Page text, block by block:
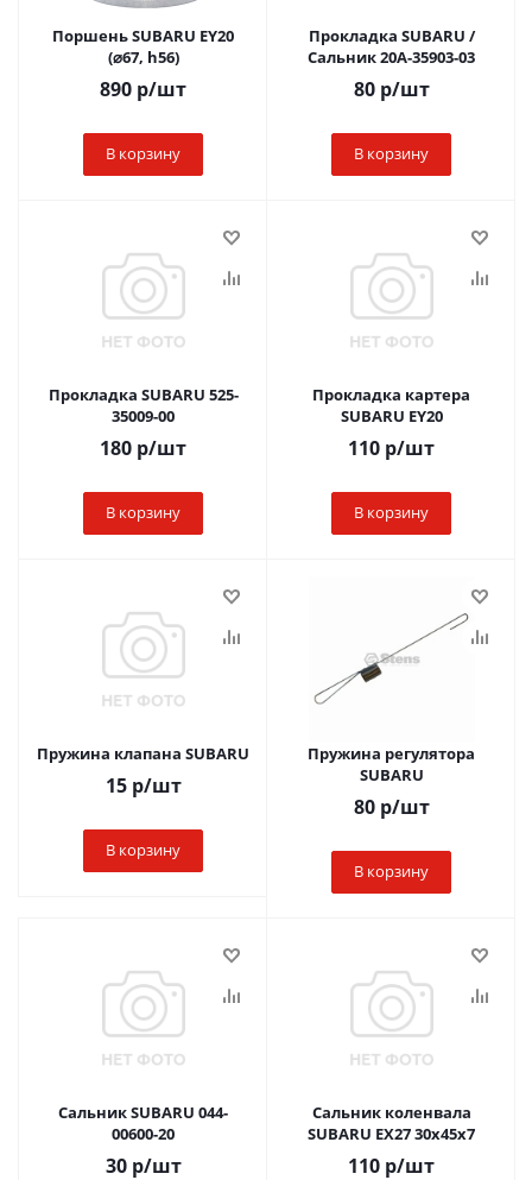
Поршень SUBARU EY20
(⌀67, h56)
890 р/шт
В корзину
Прокладка SUBARU /
Сальник 20A-35903-03
80р/шт
В корзину
Прокладка SUBARU 525-
35009-00
180 р/шт
В корзину
Прокладка картера
SUBARU EY20
110 р/шт
В корзину
Пружина клапана SUBARU
15р/шт
В корзину
Пружина регулятора
SUBARU
80р/шт
В корзину
Сальник SUBARU 044-
00600-20
30р/шт
Сальник коленвала
SUBARU EX27 30x45x7
110 р/шт